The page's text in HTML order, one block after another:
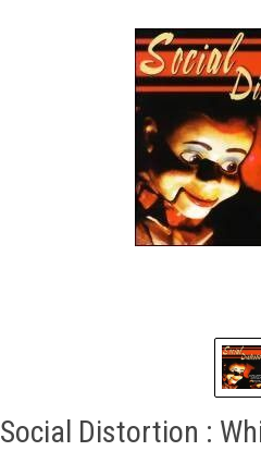
Social Distortion :